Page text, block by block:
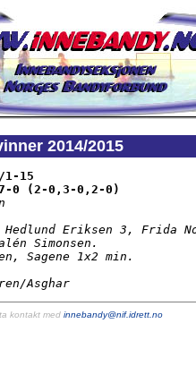
2014/2015
1-15
0 (2-0,3-0,2-0)
Eriksen 3, Frida
Simonsen.
Sagene 1x2 min.
Asghar
kontakt med innebandy@nif.idrett.no